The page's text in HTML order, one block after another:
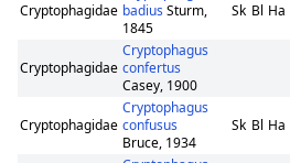
Cryptophagidae badius Sturm,
1845
Sk Bl Ha
Cryptophagidae
Cryptophagus
confertus
Casey, 1900
Cryptophagidae
Cryptophagus
confusus
Bruce, 1934
Sk Bl Ha